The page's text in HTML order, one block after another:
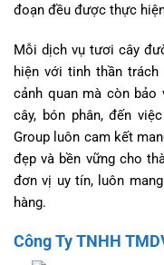
đoạn đều được thực
Mỗi dịch vụ tươi cây
hiện với tinh thần
cảnh quan mà còn
cây, bón phân, đến
Group luôn cam kết
đẹp và bền vững cho
đơn vị uy tín, luôn
hàng.
Công Ty TNHH